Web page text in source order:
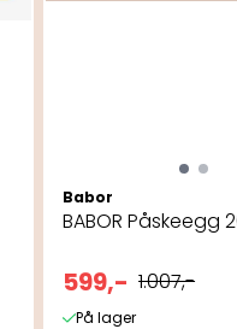
Babor
BABOR Påskeegg
599,- 1.007,-
På lager